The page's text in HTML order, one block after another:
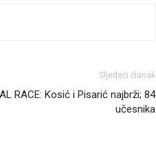
Sljedeći članak
RACE: Kosić i Pisarić najbrži; 84
učesnika